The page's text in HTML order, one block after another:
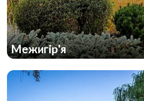
Межигір'я